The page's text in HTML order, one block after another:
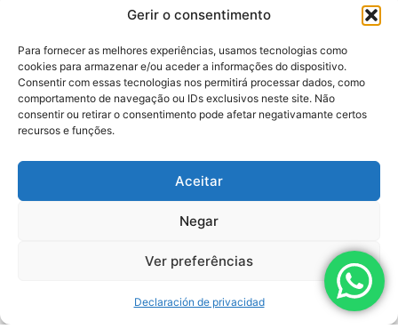
Gerir o consentimento
Para fornecer as melhores experiências, usamos tecnologias como
cookies para armazenar e/ou aceder a informações do dispositivo.
Consentir com essas tecnologias nos permitirá processar dados, como
comportamento de navegação ou IDs exclusivos neste site. Não
consentir ou retirar o consentimento pode afetar negativamante certos
recursos e funções.
Aceitar
Negar
Ver preferências
Declaración de privacidad
superficies
superficies juega un papel
muy importante en…
LEER AHORA
Newsletter